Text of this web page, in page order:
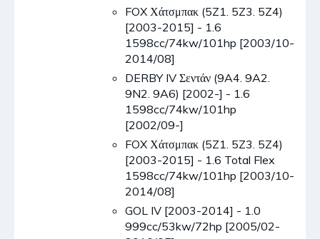
FOX Χάτσμπακ (5Z1. 5Z3. 5Z4)
[2003-2015] - 1.6
1598cc/74kw/101hp [2003/10-
2014/08]
DERBY IV Σεντάν (9A4. 9A2.
9N2. 9A6) [2002-] - 1.6
1598cc/74kw/101hp
[2002/09-]
FOX Χάτσμπακ (5Z1. 5Z3. 5Z4)
[2003-2015] - 1.6 Total Flex
1598cc/74kw/101hp [2003/10-
2014/08]
GOL IV [2003-2014] - 1.0
999cc/53kw/72hp [2005/02-